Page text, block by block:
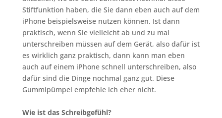
Stiftfunktion haben, die Sie dann eben auch auf dem
iPhone beispielsweise nutzen können. Ist dann
praktisch, wenn Sie vielleicht ab und zu mal
unterschreiben müssen auf dem Gerät, also dafür ist
es wirklich ganz praktisch, dann kann man eben
auch auf einem iPhone schnell unterschreiben, also
dafür sind die Dinge nochmal ganz gut. Diese
Gummipümpel empfehle ich eher nicht.
Wie ist das Schreibgefühl?